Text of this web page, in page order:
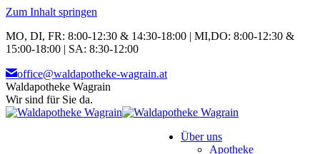
Zum Inhalt springen
MO, DI, FR: 8:00-12:30 & 14:30-18:00 | MI,DO: 8:00-12:30 &
15:00-18:00 | SA: 8:30-12:00
office@waldapotheke-wagrain.at
Waldapotheke Wagrain
Wir sind für Sie da.
Über uns
Apotheke